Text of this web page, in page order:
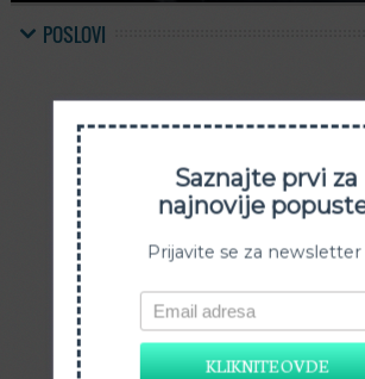
POSLOVI
Saznajte prvi za
najnovije
Prijavite se za newsletter
KLIKNITE OVDE